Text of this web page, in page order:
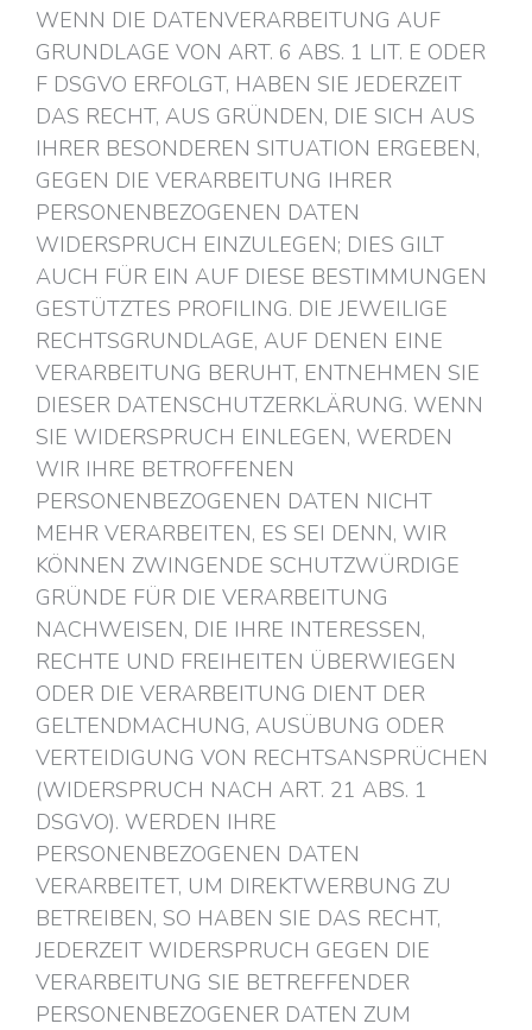
WENN DIE DATENVERARBEITUNG AUF
GRUNDLAGE VON ART. 6 ABS. 1 LIT. E ODER
F DSGVO ERFOLGT, HABEN SIE JEDERZEIT
DAS RECHT, AUS GRÜNDEN, DIE SICH AUS
IHRER BESONDEREN SITUATION ERGEBEN,
GEGEN DIE VERARBEITUNG IHRER
PERSONENBEZOGENEN DATEN
WIDERSPRUCH EINZULEGEN; DIES GILT
AUCH FÜR EIN AUF DIESE BESTIMMUNGEN
GESTÜTZTES PROFILING. DIE JEWEILIGE
RECHTSGRUNDLAGE, AUF DENEN EINE
VERARBEITUNG BERUHT, ENTNEHMEN SIE
DIESER DATENSCHUTZERKLÄRUNG. WENN
SIE WIDERSPRUCH EINLEGEN, WERDEN
WIR IHRE BETROFFENEN
PERSONENBEZOGENEN DATEN NICHT
MEHR VERARBEITEN, ES SEI DENN, WIR
KÖNNEN ZWINGENDE SCHUTZWÜRDIGE
GRÜNDE FÜR DIE VERARBEITUNG
NACHWEISEN, DIE IHRE INTERESSEN,
RECHTE UND FREIHEITEN ÜBERWIEGEN
ODER DIE VERARBEITUNG DIENT DER
GELTENDMACHUNG, AUSÜBUNG ODER
VERTEIDIGUNG VON RECHTSANSPRÜCHEN
(WIDERSPRUCH NACH ART. 21 ABS. 1
DSGVO). WERDEN IHRE
PERSONENBEZOGENEN DATEN
VERARBEITET, UM DIREKTWERBUNG ZU
BETREIBEN, SO HABEN SIE DAS RECHT,
JEDERZEIT WIDERSPRUCH GEGEN DIE
VERARBEITUNG SIE BETREFFENDER
PERSONENBEZOGENER DATEN ZUM